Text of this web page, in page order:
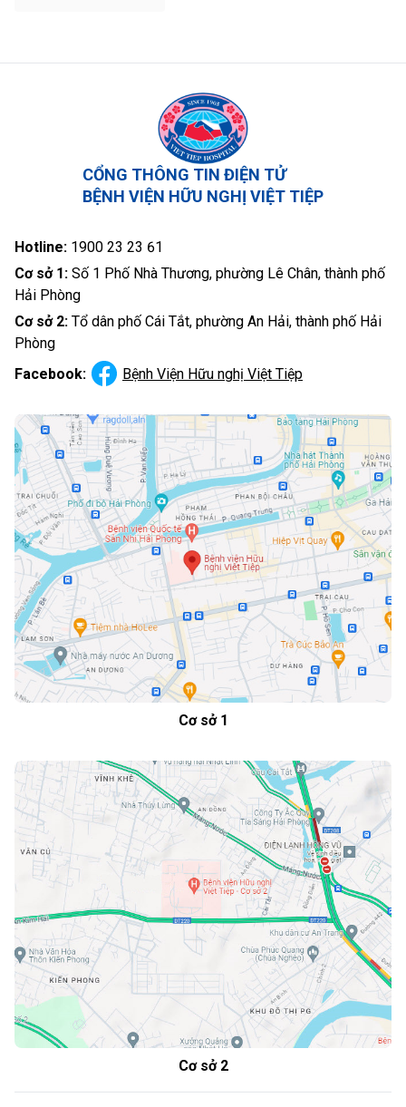
CỔNG THÔNG TIN ĐIỆN TỬ
BỆNH VIỆN HỮU NGHỊ VIỆT TIỆP
Hotline: 1900 23 23 61
Cơ sở 1: Số 1 Phố Nhà Thương, phường Lê Chân, thành phố
Hải Phòng
Cơ sở 2: Tổ dân phố Cái Tắt, phường An Hải, thành phố Hải
Phòng
Facebook:
Bệnh Viện Hữu nghị Việt Tiệp
Cơ sở 1
Cơ sở 2